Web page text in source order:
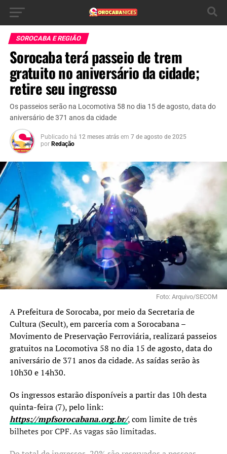
SOROCABA E REGIÃO
Sorocaba terá passeio de trem
gratuito no aniversário da cidade;
retire seu ingresso
Os passeios serão na Locomotiva 58 no dia 15 de agosto, data do
aniversário de 371 anos da cidade
Publicado há 12 meses atrás em 7 de agosto de 2025
por Redação
Foto: Arquivo/SECOM
A Prefeitura de Sorocaba, por meio da Secretaria de
Cultura (Secult), em parceria com a Sorocabana –
Movimento de Preservação Ferroviária, realizará passeios
gratuitos na Locomotiva 58 no dia 15 de agosto, data do
aniversário de 371 anos da cidade. As saídas serão às
10h30 e 14h30.
Os ingressos estarão disponíveis a partir das 10h desta
quinta-feira (7), pelo link:
https://mpfsorocabana.org.br/, com limite de três
bilhetes por CPF. As vagas são limitadas.